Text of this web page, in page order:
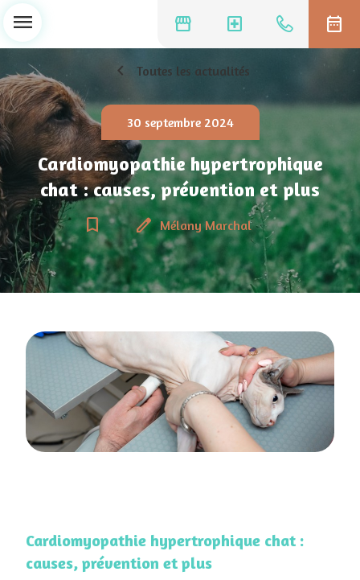
storefront local_hospital date_range
menu
chevron_left Toutes les actualités
30 septembre 2024
Cardiomyopathie hypertrophique
chat : causes, prévention et plus
bookmark_border edit Mélany Marchal
Cardiomyopathie hypertrophique chat :
causes, prévention et plus